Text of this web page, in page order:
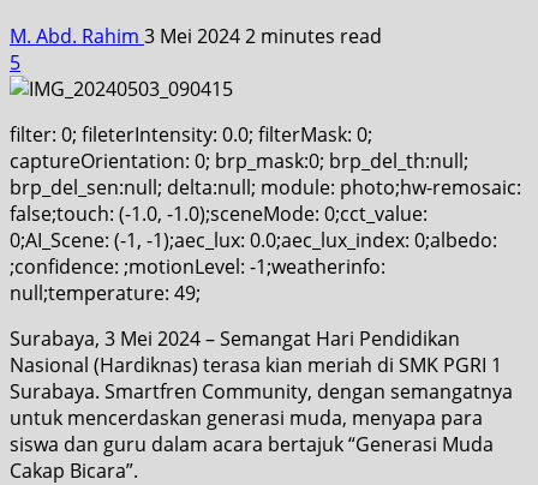
M. Abd. Rahim 3 Mei 20242 minutes read
5
filter: 0; fileterIntensity: 0.0; filterMask: 0;
captureOrientation: 0; brp_mask:0; brp_del_th:null;
brp_del_sen:null; delta:null; module: photo;hw-remosaic:
false;touch: (-1.0, -1.0);sceneMode: 0;cct_value:
0;AI_Scene: (-1, -1);aec_lux: 0.0;aec_lux_index: 0;albedo:
;confidence: ;motionLevel: -1;weatherinfo:
null;temperature: 49;
Surabaya, 3 Mei 2024 – Semangat Hari Pendidikan
Nasional (Hardiknas) terasa kian meriah di SMK PGRI 1
Surabaya. Smartfren Community, dengan semangatnya
untuk mencerdaskan generasi muda, menyapa para
siswa dan guru dalam acara bertajuk “Generasi Muda
Cakap Bicara”.